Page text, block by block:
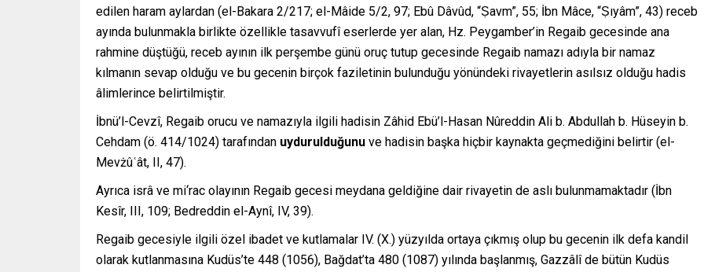
edilen haram aylardan (el-Bakara 2/217; el-Mâide 5/2, 97; Ebû Dâvûd, “Ṣavm”, 55; İbn Mâce, “Ṣıyâm”, 43) receb
ayında bulunmakla birlikte özellikle tasavvufî eserlerde yer alan, Hz. Peygamber’in Regaib gecesinde ana
rahmine düştüğü, receb ayının ilk perşembe günü oruç tutup gecesinde Regaib namazı adıyla bir namaz
kılmanın sevap olduğu ve bu gecenin birçok faziletinin bulunduğu yönündeki rivayetlerin asılsız olduğu hadis
âlimlerince belirtilmiştir.
İbnü’l-Cevzî, Regaib orucu ve namazıyla ilgili hadisin Zâhid Ebü’l-Hasan Nûreddin Ali b. Abdullah b. Hüseyin b.
Cehdam (ö. 414/1024) tarafından uydurulduğunu ve hadisin başka hiçbir kaynakta geçmediğini belirtir (el-
Mevżûʿât, II, 47).
Ayrıca isrâ ve mi‘rac olayının Regaib gecesi meydana geldiğine dair rivayetin de aslı bulunmamaktadır (İbn
Kesîr, III, 109; Bedreddin el-Aynî, IV, 39).
Regaib gecesiyle ilgili özel ibadet ve kutlamalar IV. (X.) yüzyılda ortaya çıkmış olup bu gecenin ilk defa kandil
olarak kutlanmasına Kudüs’te 448 (1056), Bağdat’ta 480 (1087) yılında başlanmış, Gazzâlî de bütün Kudüs